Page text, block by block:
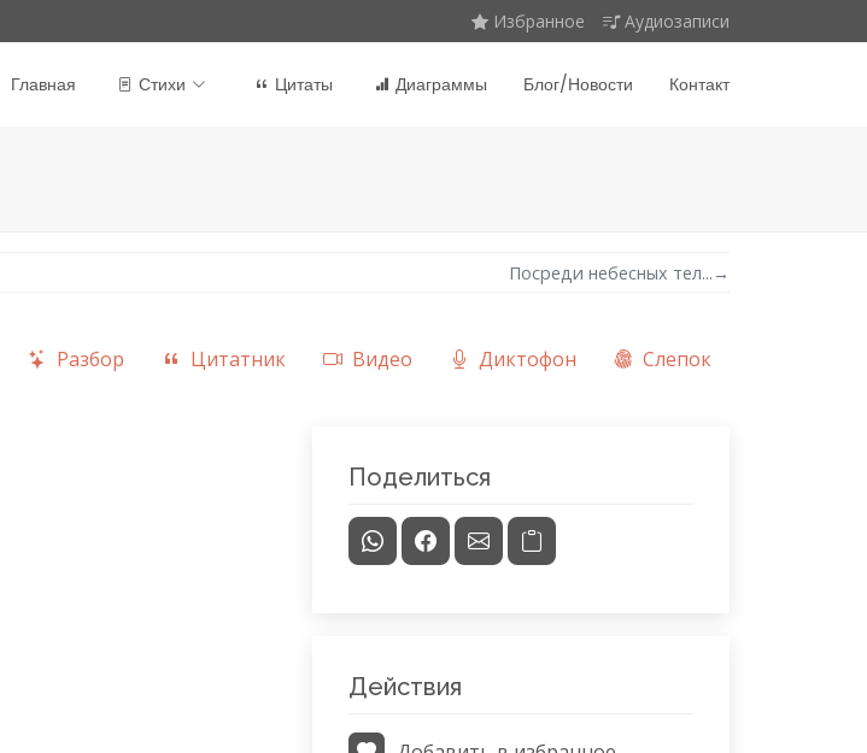
Избранное Аудиозаписи
Главная Стихи Цитаты Диаграммы Блог/Новости Контакт
Посреди небесных тел... →
Разбор Цитатник Видео Диктофон Слепок
Поделиться
Действия